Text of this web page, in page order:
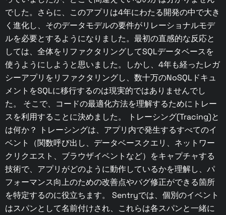
でした。さらに、このアプリは4年にわたる開発の中で大き
く進化し、そのデータモデルの要件がリレーショナルモデ
ルを必要とするようになりました。最初の直感的な反応と
しては、全体をリファクタリングしてSQLデータベースを
使うようにしようと思いました。しかし、4年も経ったレガ
シーアプリをリファクタリングし、数十万のNoSQLドキュ
メントをSQLに移行するのは現実的ではありませんでし
た。 そこで、コードの最適化方法を理解するためにトレー
スを利用することに決めました。 トレーシング(Tracing)と
は何か？ トレーシングは、アプリ内で発生するすべてのイ
ベント（関数呼び出し、データベースクエリ、ネットワー
クリクエスト、ブラウザイベントなど）をキャプチャする
技術で、アプリがどのように動作しているかを理解し、パ
フォーマンス向上のための改善点やバグ修正ができる箇所
を特定するのに役立ちます。 Sentryでは、個別のイベント
はスパンとして名前付けされ、これらは各スパンと一緒に